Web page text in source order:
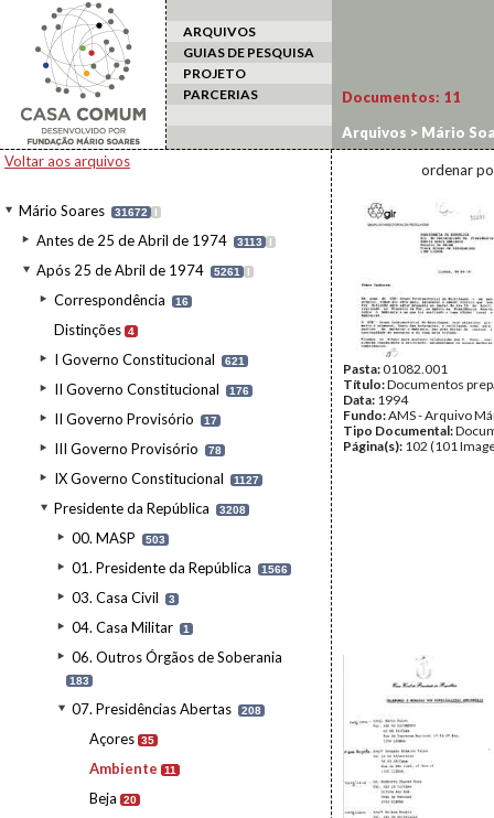
ARQUIVOS
GUIAS DE PESQUISA
PROJETO
PARCERIAS
Voltar aos arquivos
Mário Soares 31672 I
Antes de 25 de Abril de 1974 3113 I
Após 25 de Abril de 1974 5261 I
Correspondência 16
Distinções 4
I Governo Constitucional 621
II Governo Constitucional 176
II Governo Provisório 17
III Governo Provisório 78
IX Governo Constitucional 1127
Presidente da República 3208
00. MASP 503
01. Presidente da República 1566
03. Casa Civil 3
04. Casa Militar 1
06. Outros Órgãos de Soberania
183
07. Presidências Abertas 208
Açores 35
Ambiente 11
Beja 20
Documentos: 11
Arquivos > Mário
Ambiente
ordenar
Pasta:01082.001
Título:Documentos
Data: 1994
Fundo:AMS - Arquivo
Tipo Documental:
Página(s): 102 (101